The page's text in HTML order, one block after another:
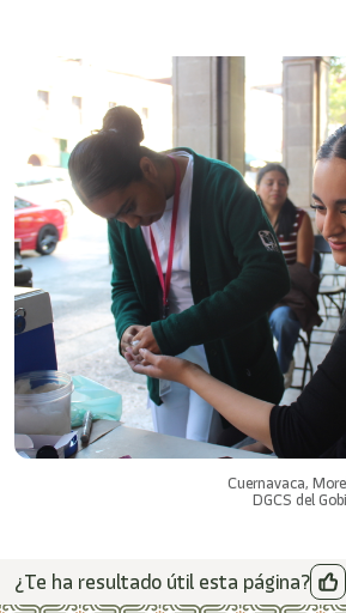
Cuernavaca,
DGCS del
¿Te ha resultado útil esta página?